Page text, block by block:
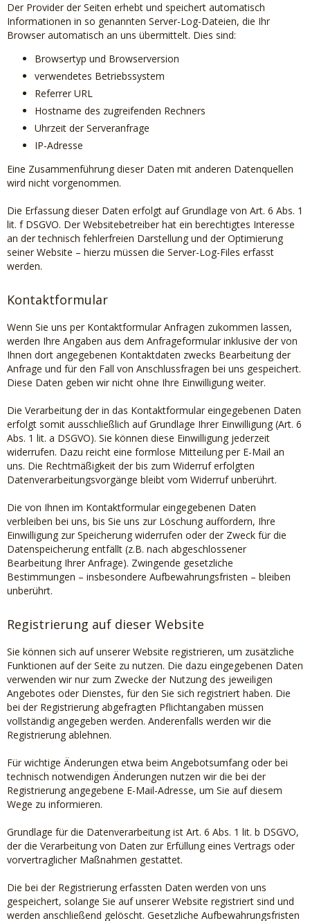
Der Provider der Seiten erhebt und speichert automatisch
Informationen in so genannten Server-Log-Dateien, die Ihr
Browser automatisch an uns übermittelt. Dies sind:
Browsertyp und Browserversion
verwendetes Betriebssystem
Referrer URL
Hostname des zugreifenden Rechners
Uhrzeit der Serveranfrage
IP-Adresse
Eine Zusammenführung dieser Daten mit anderen Datenquellen
wird nicht vorgenommen.
Die Erfassung dieser Daten erfolgt auf Grundlage von Art. 6 Abs. 1
lit. f DSGVO. Der Websitebetreiber hat ein berechtigtes Interesse
an der technisch fehlerfreien Darstellung und der Optimierung
seiner Website – hierzu müssen die Server-Log-Files erfasst
werden.
Kontaktformular
Wenn Sie uns per Kontaktformular Anfragen zukommen lassen,
werden Ihre Angaben aus dem Anfrageformular inklusive der von
Ihnen dort angegebenen Kontaktdaten zwecks Bearbeitung der
Anfrage und für den Fall von Anschlussfragen bei uns gespeichert.
Diese Daten geben wir nicht ohne Ihre Einwilligung weiter.
Die Verarbeitung der in das Kontaktformular eingegebenen Daten
erfolgt somit ausschließlich auf Grundlage Ihrer Einwilligung (Art. 6
Abs. 1 lit. a DSGVO). Sie können diese Einwilligung jederzeit
widerrufen. Dazu reicht eine formlose Mitteilung per E-Mail an
uns. Die Rechtmäßigkeit der bis zum Widerruf erfolgten
Datenverarbeitungsvorgänge bleibt vom Widerruf unberührt.
Die von Ihnen im Kontaktformular eingegebenen Daten
verbleiben bei uns, bis Sie uns zur Löschung auffordern, Ihre
Einwilligung zur Speicherung widerrufen oder der Zweck für die
Datenspeicherung entfällt (z.B. nach abgeschlossener
Bearbeitung Ihrer Anfrage). Zwingende gesetzliche
Bestimmungen – insbesondere Aufbewahrungsfristen – bleiben
unberührt.
Registrierung auf dieser Website
Sie können sich auf unserer Website registrieren, um zusätzliche
Funktionen auf der Seite zu nutzen. Die dazu eingegebenen Daten
verwenden wir nur zum Zwecke der Nutzung des jeweiligen
Angebotes oder Dienstes, für den Sie sich registriert haben. Die
bei der Registrierung abgefragten Pflichtangaben müssen
vollständig angegeben werden. Anderenfalls werden wir die
Registrierung ablehnen.
Für wichtige Änderungen etwa beim Angebotsumfang oder bei
technisch notwendigen Änderungen nutzen wir die bei der
Registrierung angegebene E-Mail-Adresse, um Sie auf diesem
Wege zu informieren.
Grundlage für die Datenverarbeitung ist Art. 6 Abs. 1 lit. b DSGVO,
der die Verarbeitung von Daten zur Erfüllung eines Vertrags oder
vorvertraglicher Maßnahmen gestattet.
Die bei der Registrierung erfassten Daten werden von uns
gespeichert, solange Sie auf unserer Website registriert sind und
werden anschließend gelöscht. Gesetzliche Aufbewahrungsfristen